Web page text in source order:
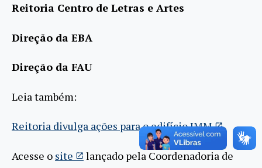
Reitoria Centro de Letras e Artes
Direção da EBA
Direção da FAU
Leia também:
Reitoria divulga ações para o edifício JMM
Acesse o site
lançado pela Coordenadoria de